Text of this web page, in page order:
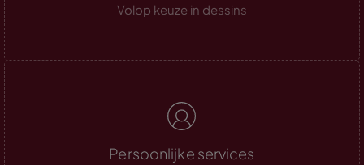
Volop keuze in dessins
Persoonlijke services